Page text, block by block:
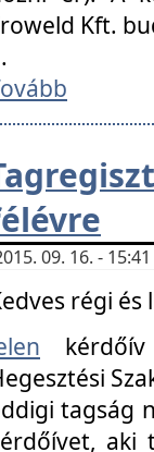
Kft.
09. 16. -
régi
tagság
aki